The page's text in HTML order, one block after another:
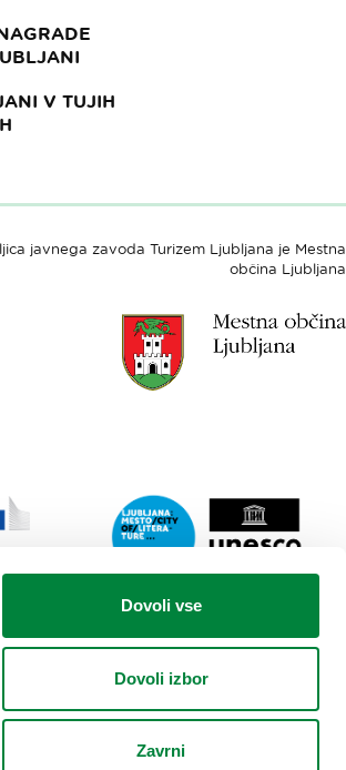
Dovoli vse
Dovoli izbor
Zavrni
V TUJIH
javnega zavoda Turizem Ljubljana je Mestna
občina Ljubljana
spletne
Ljubljana.si
-